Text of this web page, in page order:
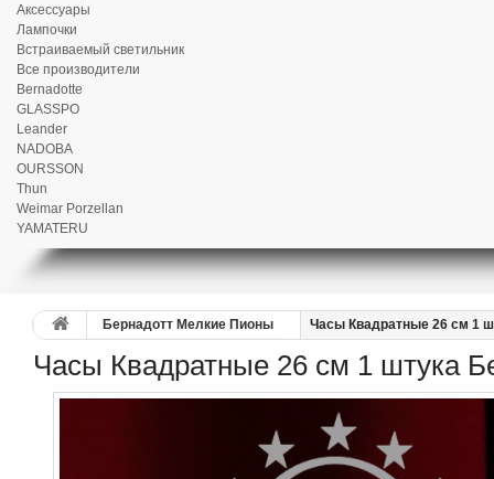
Аксессуары
Лампочки
Встраиваемый светильник
Все производители
Bernadotte
GLASSPO
Leander
NADOBA
OURSSON
Thun
Weimar Porzellan
YAMATERU
Бернадотт Мелкие Пионы Часы Квадратные 26 см 1
Часы Квадратные 26 см 1 штука